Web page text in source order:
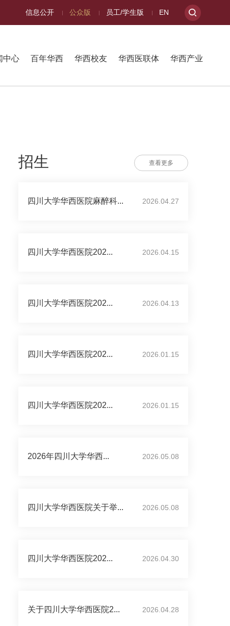
信息公开 公众版 员工/学生版 EN
中心 百年华西 华西校友 华西医联体 华西产业
招生 查看更多
四川大学华西医院麻醉科... 2026.04.27
四川大学华西医院202... 2026.04.15
四川大学华西医院202... 2026.04.13
四川大学华西医院202... 2026.01.15
四川大学华西医院202... 2026.01.15
2026年四川大学华西... 2026.05.08
四川大学华西医院关于举... 2026.05.08
四川大学华西医院202... 2026.04.30
关于四川大学华西医院2... 2026.04.28